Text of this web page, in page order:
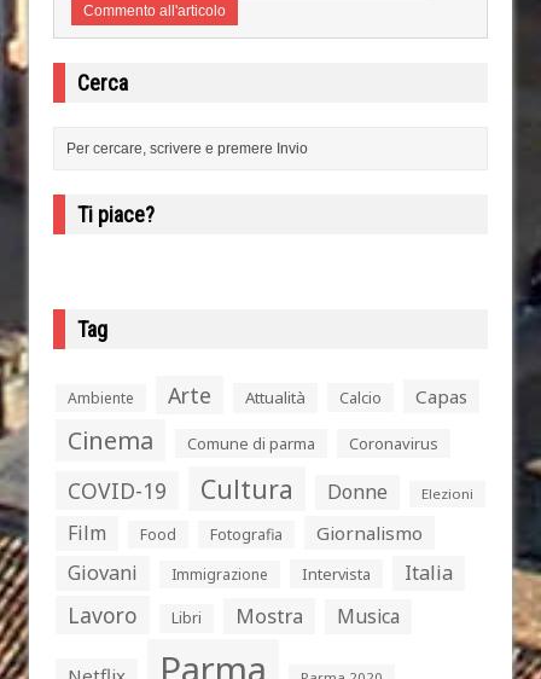
Cerca
Ti piace?
Tag
Ambiente Arte Attualità Calcio Capas
Cinema Comune di parma Coronavirus
COVID-19 Cultura Donne Elezioni
Film Food Fotografia Giornalismo
Giovani Immigrazione Intervista Italia
Lavoro Libri Mostra Musica
Parma